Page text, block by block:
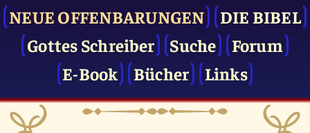
NEUE OFFENBARUNGEN
DIE BIBEL
Gottes Schreiber
Suche
Forum
E-Book
Bücher Links